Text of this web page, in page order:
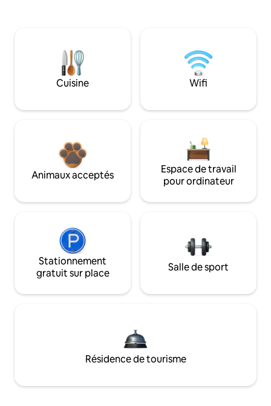
Cuisine Wifi
Animaux acceptés
Espace de travail
pour ordinateur
Stationnement
gratuit sur place
Salle de sport
Résidence de tourisme